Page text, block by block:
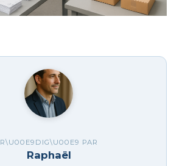
R\U00E9DIG\U00E9 PAR
Raphaël